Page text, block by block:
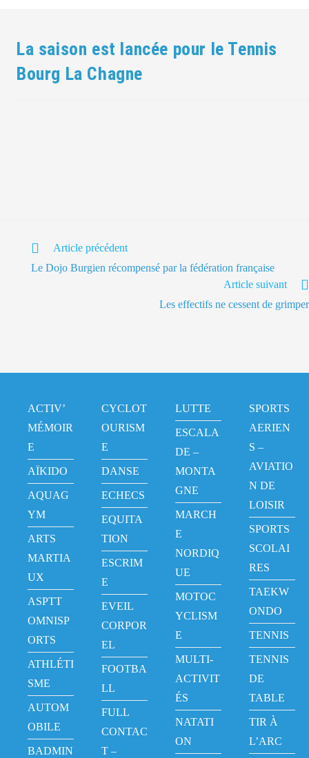
La saison est lancée pour le Tennis
Bourg La Chagne
Article précédent
Le Dojo Burgien récompensé par la fédération française
Article suivant
Les effectifs ne cessent de grimper
ACTIV’
MÉMOIR
E
AÏKIDO
AQUAG
YM
ARTS
MARTIA
UX
ASPTT
OMNISP
ORTS
ATHLÉTI
SME
AUTOM
OBILE
BADMIN
CYCLOT
OURISM
E
DANSE
ECHECS
EQUITA
TION
ESCRIM
E
EVEIL
CORPOR
EL
FOOTBA
LL
FULL
CONTAC
T –
LUTTE
ESCALA
DE –
MONTA
GNE
MARCH
E
NORDIQ
UE
MOTOC
YCLISM
E
MULTI-
ACTIVIT
ÉS
NATATI
ON
SPORTS
AERIEN
S –
AVIATIO
N DE
LOISIR
SPORTS
SCOLAI
RES
TAEKW
ONDO
TENNIS
TENNIS
DE
TABLE
TIR À
L’ARC